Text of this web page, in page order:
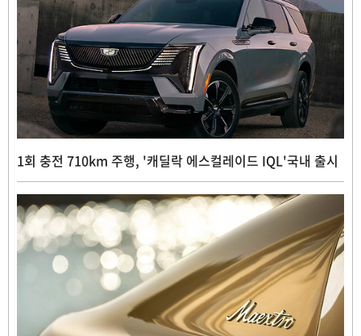
1회 충전 710km 주행, '캐딜락 에스컬레이드 IQL'국내 출시